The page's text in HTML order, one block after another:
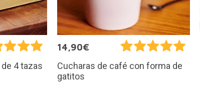
4 tazas
14,90€
Cucharas de café con forma de
gatitos